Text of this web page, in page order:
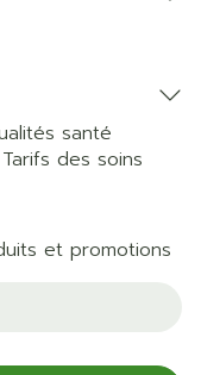
santé
Tarifs des soins
et promotions